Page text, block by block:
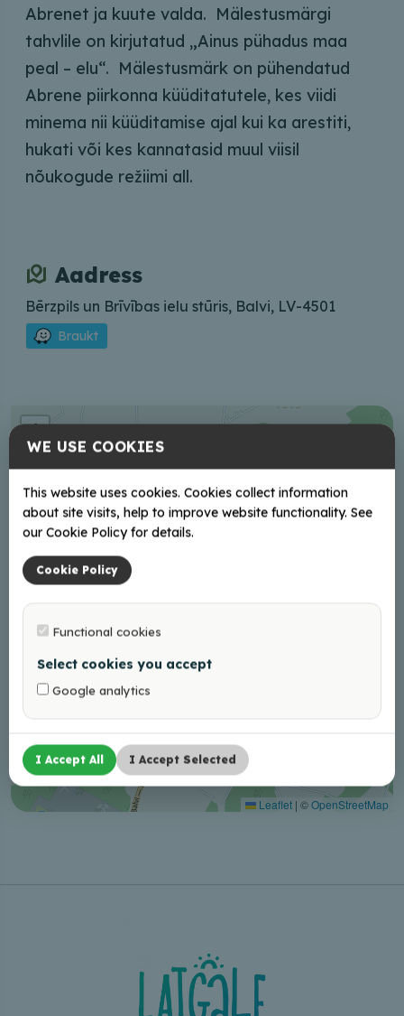
Abrenet ja kuute valda. Mälestusmärgi
tahvlile on kirjutatud „Ainus pühadus maa
peal – elu“. Mälestusmärk on pühendatud
Abrene piirkonna küüditatutele, kes viidi
minema nii küüditamise ajal kui ka arestiti,
hukati või kes kannatasid muul viisil
nõukogude režiimi all.
Aadress
Bērzpils un Brīvības ielu stūris, Balvi, LV-4501
Braukt
+
−
Leaflet | ©OpenStreetMap
WE USE COOKIES
This website uses cookies. Cookies collect information
about site visits, help to improve website functionality. See
our Cookie Policy for details.
Cookie Policy
Functional cookies
Select cookies you accept
Google analytics
I Accept All I Accept Selected